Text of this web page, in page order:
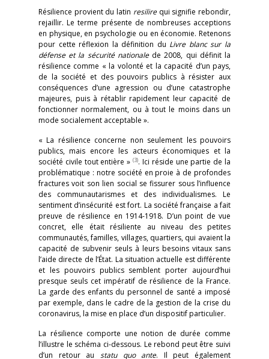
Résilience provient du latin resilirequi signifie rebondir,
rejaillir. Le terme présente de nombreuses acceptions
en physique, en psychologie ou en économie. Retenons
pour cette réflexion la définition du Livre blanc sur la
défense et la sécurité nationalede 2008, qui définit la
résilience comme « la volonté et la capacité d’un pays,
de la société et des pouvoirs publics à résister aux
conséquences d’une agression ou d’une catastrophe
majeures, puis à rétablir rapidement leur capacité de
fonctionner normalement, ou à tout le moins dans un
mode socialement acceptable ».
« La résilience concerne non seulement les pouvoirs
publics, mais encore les acteurs économiques et la
société civile tout entière »(3). Ici réside une partie de la
problématique : notre société en proie à de profondes
fractures voit son lien social se fissurer sous l’influence
des communautarismes et des individualismes. Le
sentiment d’insécurité est fort. La société française a fait
preuve de résilience en 1914-1918. D’un point de vue
concret, elle était résiliente au niveau des petites
communautés, familles, villages, quartiers, qui avaient la
capacité de subvenir seuls à leurs besoins vitaux sans
l’aide directe de l’État. La situation actuelle est différente
et les pouvoirs publics semblent porter aujourd’hui
presque seuls cet impératif de résilience de la France.
La garde des enfants du personnel de santé a imposé
par exemple, dans le cadre de la gestion de la crise du
coronavirus, la mise en place d’un dispositif particulier.
La résilience comporte une notion de durée comme
l’illustre le schéma ci-dessous. Le rebond peut être suivi
d’un retour au statu quo ante. Il peut également